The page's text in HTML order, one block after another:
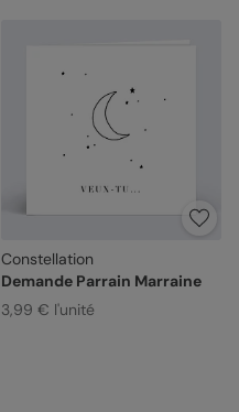
Constellation
Demande Parrain Marraine
3,99 € l'unité